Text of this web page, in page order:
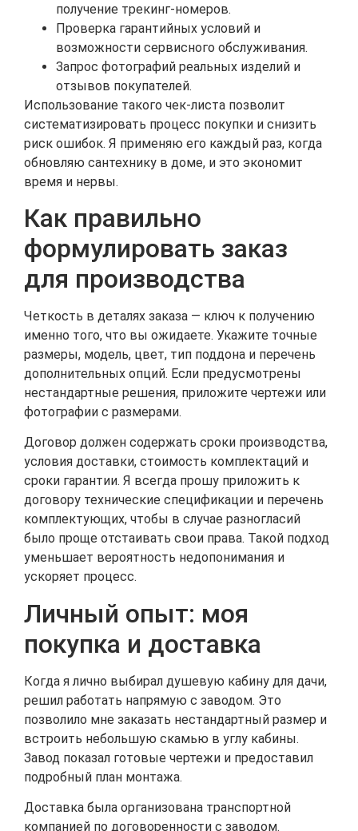
получение трекинг-номеров.
Проверка гарантийных условий и
возможности сервисного обслуживания.
Запрос фотографий реальных изделий и
отзывов покупателей.
Использование такого чек-листа позволит
систематизировать процесс покупки и снизить
риск ошибок. Я применяю его каждый раз, когда
обновляю сантехнику в доме, и это экономит
время и нервы.
Как правильно
формулировать заказ
для производства
Четкость в деталях заказа — ключ к получению
именно того, что вы ожидаете. Укажите точные
размеры, модель, цвет, тип поддона и перечень
дополнительных опций. Если предусмотрены
нестандартные решения, приложите чертежи или
фотографии с размерами.
Договор должен содержать сроки производства,
условия доставки, стоимость комплектаций и
сроки гарантии. Я всегда прошу приложить к
договору технические спецификации и перечень
комплектующих, чтобы в случае разногласий
было проще отстаивать свои права. Такой подход
уменьшает вероятность недопонимания и
ускоряет процесс.
Личный опыт: моя
покупка и доставка
Когда я лично выбирал душевую кабину для дачи,
решил работать напрямую с заводом. Это
позволило мне заказать нестандартный размер и
встроить небольшую скамью в углу кабины.
Завод показал готовые чертежи и предоставил
подробный план монтажа.
Доставка была организована транспортной
компанией по договоренности с заводом.